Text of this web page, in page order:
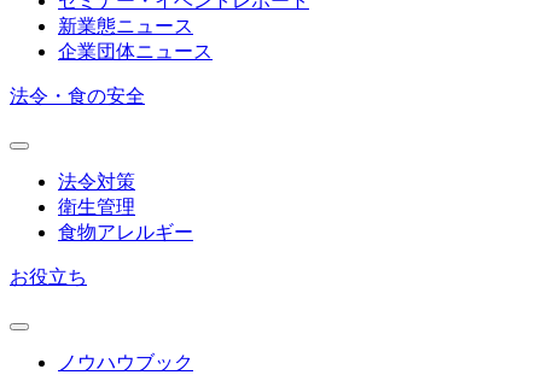
新業態ニュース
企業団体ニュース
法令・食の安全
法令対策
衛生管理
食物アレルギー
お役立ち
ノウハウブック